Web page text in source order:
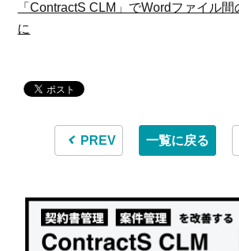
「ContractS CLM」でWordファイル
に
PREV 一覧に戻る